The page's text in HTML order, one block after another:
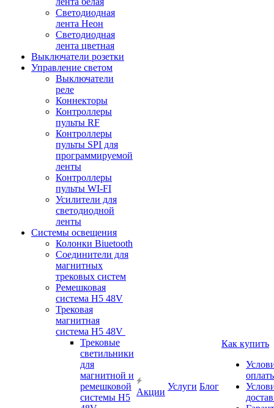
Светодиодная
лента Неон
Светодиодная
лента цветная
Выключатели розетки
Управление светом
Выключатели
реле
Коннекторы
Контроллеры
пульты RF
Контроллеры
пульты SPI для
программируемой
ленты
Контроллеры
пульты WI-FI
Усилители для
светодиодной
ленты
Системы освещения
Колонки Biuetooth
Соединители для
магнитных
трековых систем
Ремешковая
система H5 48V
Трековая
магнитная
система H5 48V
Трековые
светильники
для
магнитной и
ремешковой
системы H5
Акции
Услуги Блог
Как купить